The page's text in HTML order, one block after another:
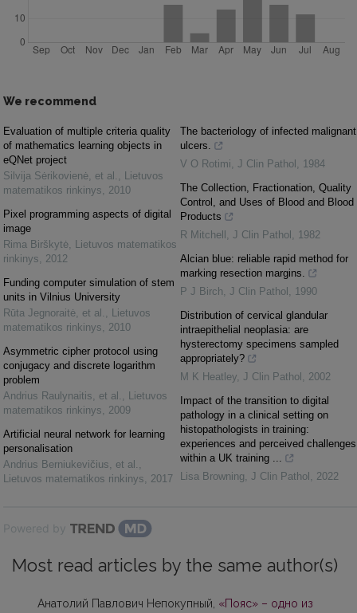
We recommend
Evaluation of multiple criteria quality
of mathematics learning objects in
eQNet project
Silvija Sėrikovienė, et al. , Lietuvos
matematikos rinkinys, 2010
Pixel programming aspects of digital
image
Rima Birškytė, Lietuvos matematikos
rinkinys, 2012
Funding computer simulation of stem
units in Vilnius University
Rūta Jegnoraitė, et al. , Lietuvos
matematikos rinkinys, 2010
Asymmetric cipher protocol using
conjugacy and discrete logarithm
problem
Andrius Raulynaitis, et al. , Lietuvos
matematikos rinkinys, 2009
Artificial neural network for learning
personalisation
Andrius Berniukevičius, et al. ,
Lietuvos matematikos rinkinys, 2017
The bacteriology of infected malignant
ulcers.
V O Rotimi, J Clin Pathol , 1984
The Collection, Fractionation, Quality
Control, and Uses of Blood and Blood
Products
R Mitchell , J Clin Pathol , 1982
Alcian blue: reliable rapid method for
marking resection margins.
P J Birch, J Clin Pathol , 1990
Distribution of cervical glandular
intraepithelial neoplasia: are
hysterectomy specimens sampled
appropriately?
M K Heatley, J Clin Pathol , 2002
Impact of the transition to digital
pathology in a clinical setting on
histopathologists in training:
experiences and perceived challenges
within a UK training ...
Lisa Browning, J Clin Pathol , 2022
Powered by
Most read articles by the same author(s)
Анатолий Павлович Непокупный, «Пояс» – одно из